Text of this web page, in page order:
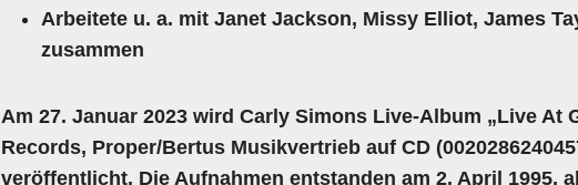
Arbeitete u. a. mit Janet Jackson, Missy Elliot, James
zusammen
Am 27. Januar 2023 wird Carly Simons Live-Album „Live At
Records, Proper/Bertus Musikvertrieb auf CD
veröffentlicht. Die Aufnahmen entstanden am 2. April 1995,